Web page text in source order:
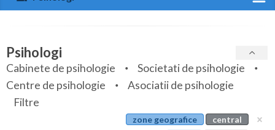
Arges
Bihor
Bistrita-Nasaud
Botosani
Specialitati
Servicii
Articole
Psihologi
Cabinete de psihologie
Societati de psihologie
Centre de psihologie
Asociatii de psihologie
Filtre
zone geografice
central